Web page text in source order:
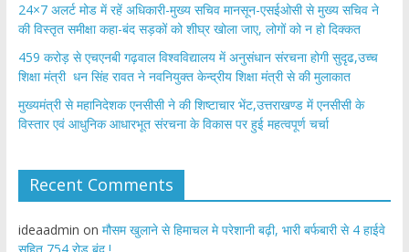
24×7 अलर्ट मोड में रहें अधिकारी-मुख्य सचिव मानसून-एसईओसी से मुख्य सचिव ने
की विस्तृत समीक्षा कहा-बंद सड़कों को शीघ्र खोला जाए, लोगों को न हो दिक्कत
459 करोड़ से एचएनबी गढ़वाल विश्वविद्यालय में अनुसंधान संरचना होगी सुदृढ,उच्च
शिक्षा मंत्री धन सिंह रावत ने नवनियुक्त केन्द्रीय शिक्षा मंत्री से की मुलाकात
मुख्यमंत्री से महानिदेशक एनसीसी ने की शिष्टाचार भेंट,उत्तराखण्ड में एनसीसी के
विस्तार एवं आधुनिक आधारभूत संरचना के विकास पर हुई महत्वपूर्ण चर्चा
Recent Comments
ideaadmin on मौसम खुलाने से हिमाचल मे परेशानी बढ़ी, भारी बर्फबारी से 4 हाईवे